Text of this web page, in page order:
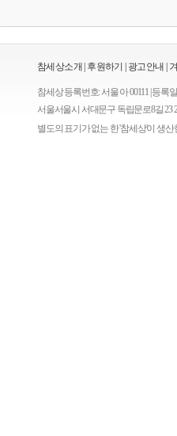
참세상소개 후원하기 광고안내
참세상 등록번호: 서울 아 00111 | 등록
서울서울시 서대문구 독립문로8길 23
별도의 표기가 없는 한 '참세상'이 생